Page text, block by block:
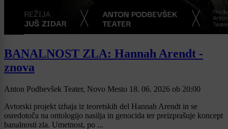
BANALNOST ZLA: Hannah Arendt -
znova
Anton Podbevšek Teater, Novo Mesto 18. 06. 2026 ob 20:00
Avtorski projekt izhaja iz teoretskih del Hannah Arendt in se
osredotoča na ontologijo nasilja in genocida ter preizprašuje koncept
banalnosti zla. Umetnost, po ...